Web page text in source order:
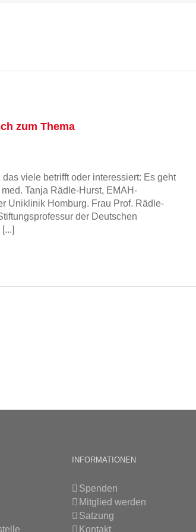
zum Thema
viele betrifft oder interessiert: Es geht
Tanja Rädle-Hurst, EMAH-
Uniklinik Homburg. Frau Prof. Rädle-
der Deutschen
INFORMATIONEN
Spenden
Mitglied werden
Satzung
Kontakt